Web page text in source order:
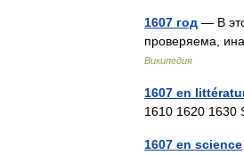
1607 год — В
проверяема,
Википедия
1607 en
1610 1620
1607 en science